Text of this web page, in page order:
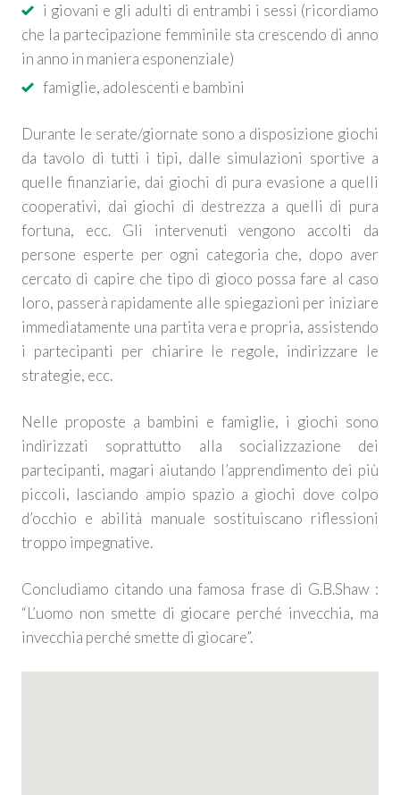
i giovani e gli adulti di entrambi i sessi (ricordiamo
che la partecipazione femminile sta crescendo di anno
in anno in maniera esponenziale)
famiglie, adolescenti e bambini
Durante le serate/giornate sono a disposizione giochi
da tavolo di tutti i tipi, dalle simulazioni sportive a
quelle finanziarie, dai giochi di pura evasione a quelli
cooperativi, dai giochi di destrezza a quelli di pura
fortuna, ecc. Gli intervenuti vengono accolti da
persone esperte per ogni categoria che, dopo aver
cercato di capire che tipo di gioco possa fare al caso
loro, passerà rapidamente alle spiegazioni per iniziare
immediatamente una partita vera e propria, assistendo
i partecipanti per chiarire le regole, indirizzare le
strategie, ecc.
Nelle proposte a bambini e famiglie, i giochi sono
indirizzati soprattutto alla socializzazione dei
partecipanti, magari aiutando l’apprendimento dei più
piccoli, lasciando ampio spazio a giochi dove colpo
d’occhio e abilità manuale sostituiscano riflessioni
troppo impegnative.
Concludiamo citando una famosa frase di G.B.Shaw :
“L’uomo non smette di giocare perché invecchia, ma
invecchia perché smette di giocare”.